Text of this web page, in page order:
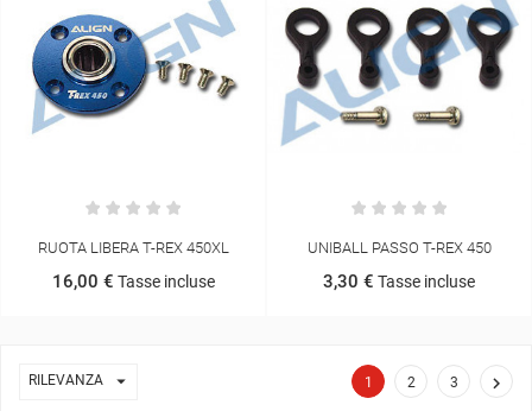
RUOTA LIBERA T-REX 450XL
16,00 € Tasse incluse
UNIBALL PASSO T-REX 450
3,30 € Tasse incluse
RILEVANZA  1 2 3 